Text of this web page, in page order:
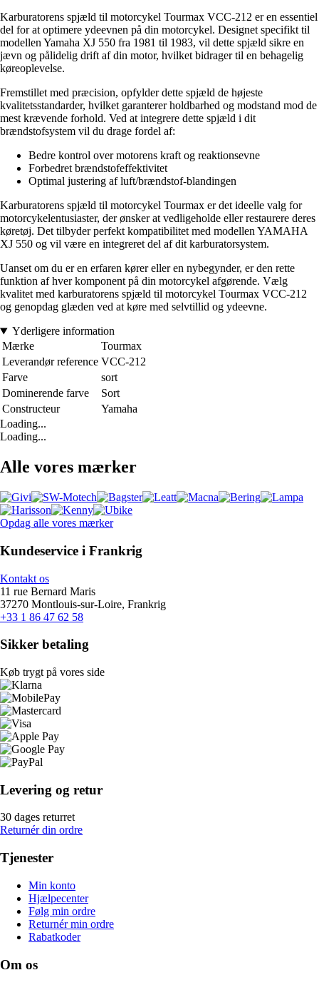
Karburatorens spjæld til motorcykel Tourmax VCC-212 er en essentiel
del for at optimere ydeevnen på din motorcykel. Designet specifikt til
modellen Yamaha XJ 550 fra 1981 til 1983, vil dette spjæld sikre en
jævn og pålidelig drift af din motor, hvilket bidrager til en behagelig
køreoplevelse.
Fremstillet med præcision, opfylder dette spjæld de højeste
kvalitetsstandarder, hvilket garanterer holdbarhed og modstand mod de
mest krævende forhold. Ved at integrere dette spjæld i dit
brændstofsystem vil du drage fordel af:
Bedre kontrol over motorens kraft og reaktionsevne
Forbedret brændstofeffektivitet
Optimal justering af luft/brændstof-blandingen
Karburatorens spjæld til motorcykel Tourmax er det ideelle valg for
motorcykelentusiaster, der ønsker at vedligeholde eller restaurere deres
køretøj. Det tilbyder perfekt kompatibilitet med modellen YAMAHA
XJ 550 og vil være en integreret del af dit karburatorsystem.
Uanset om du er en erfaren kører eller en nybegynder, er den rette
funktion af hver komponent på din motorcykel afgørende. Vælg
kvalitet med karburatorens spjæld til motorcykel Tourmax VCC-212
og genopdag glæden ved at køre med selvtillid og ydeevne.
Yderligere information
Mærke
Tourmax
Leverandør reference VCC-212
Farve
sort
Dominerende farve
Sort
Constructeur
Yamaha
Loading...
Loading...
Alle vores mærker
Opdag alle vores mærker
Kundeservice i Frankrig
Kontakt os
11 rue Bernard Maris
37270 Montlouis-sur-Loire, Frankrig
+33 1 86 47 62 58
Sikker betaling
Køb trygt på vores side
Levering og retur
30 dages returret
Returnér din ordre
Tjenester
Min konto
Hjælpecenter
Følg min ordre
Returnér min ordre
Rabatkoder
Om os